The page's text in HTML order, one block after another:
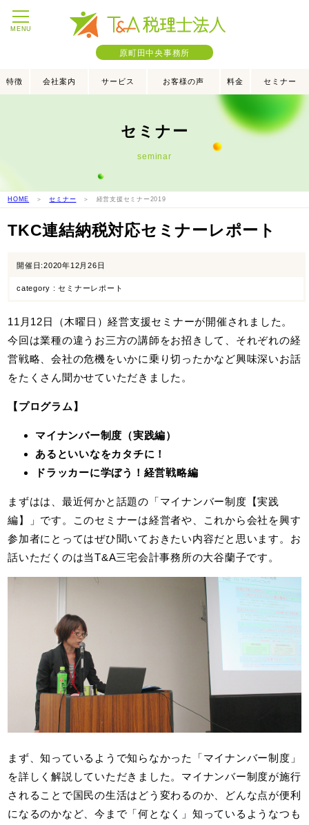
MENU
原町田中央事務所
特徴 会社案内 サービス お客様の声 料金 セミナー
セミナー
seminar
HOME ＞セミナー ＞ 経営支援セミナー2019
TKC連結納税対応セミナーレポート
開催日:2020年12月26日
category : セミナーレポート
11月12日（木曜日）経営支援セミナーが開催されました。
今回は業種の違うお三方の講師をお招きして、それぞれの経
営戦略、会社の危機をいかに乗り切ったかなど興味深いお話
をたくさん聞かせていただきました。
【プログラム】
マイナンバー制度（実践編）
あるといいなをカタチに！
ドラッカーに学ぼう！経営戦略編
まずはは、最近何かと話題の「マイナンバー制度【実践
編】」です。このセミナーは経営者や、これから会社を興す
参加者にとってはぜひ聞いておきたい内容だと思います。お
話いただくのは当T&A三宅会計事務所の大谷蘭子です。
まず、知っているようで知らなかった「マイナンバー制度」
を詳しく解説していただきました。マイナンバー制度が施行
されることで国民の生活はどう変わるのか、どんな点が便利
になるのかなど、今まで「何となく」知っているようなつも